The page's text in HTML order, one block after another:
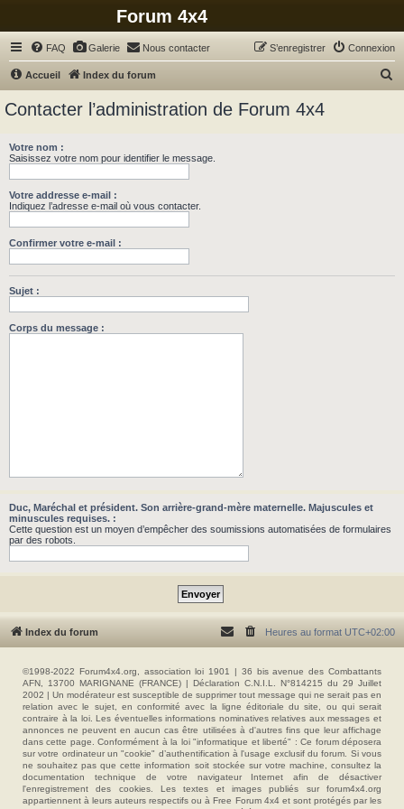
Forum 4x4
FAQ Galerie Nous contacter Connexion
S’enregistrer
Accueil Index du forum
Contacter l’administration de Forum 4x4
Votre nom :
Saisissez votre nom pour identifier le message.
Votre addresse e-mail :
Indiquez l’adresse e-mail où vous contacter.
Confirmer votre e-mail :
Sujet :
Corps du message :
Duc, Maréchal et président. Son arrière-grand-mère maternelle. Majuscules et
minuscules requises. :
Cette question est un moyen d’empêcher des soumissions automatisées de formulaires
par des robots.
Index du forum Heures au format UTC+02:00
©1998-2022 Forum4x4.org, association loi 1901 | 36 bis avenue des Combattants
AFN, 13700 MARIGNANE (FRANCE) | Déclaration C.N.I.L. N°814215 du 29 Juillet
2002 | Un modérateur est susceptible de supprimer tout message qui ne serait pas en
relation avec le sujet, en conformité avec la ligne éditoriale du site, ou qui serait
contraire à la loi. Les éventuelles informations nominatives relatives aux messages et
annonces ne peuvent en aucun cas être utilisées à d'autres fins que leur affichage
dans cette page. Conformément à la loi "informatique et liberté" : Ce forum déposera
sur votre ordinateur un "cookie" d’authentification à l'usage exclusif du forum. Si vous
ne souhaitez pas que cette information soit stockée sur votre machine, consultez la
documentation technique de votre navigateur Internet afin de désactiver
l'enregistrement des cookies. Les textes et images publiés sur forum4x4.org
appartiennent à leurs auteurs respectifs ou à Free Forum 4x4 et sont protégés par les